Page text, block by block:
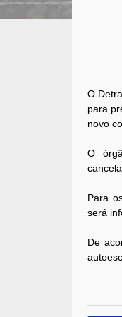
O
para
novo
O
Para
será
De